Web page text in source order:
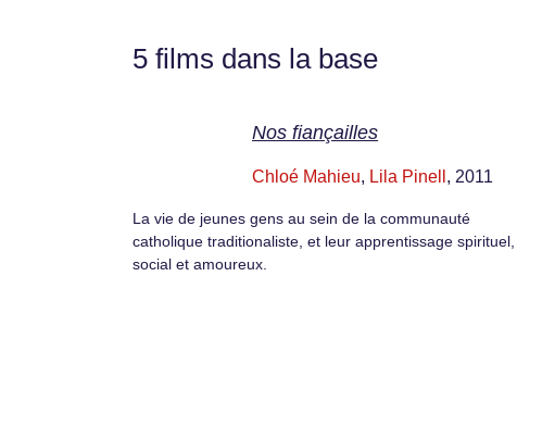
5 films dans la base
Nos fiançailles
Chloé Mahieu, Lila Pinell , 2011
La vie de jeunes gens au sein de la communauté
catholique traditionaliste, et leur apprentissage spirituel,
social et amoureux.